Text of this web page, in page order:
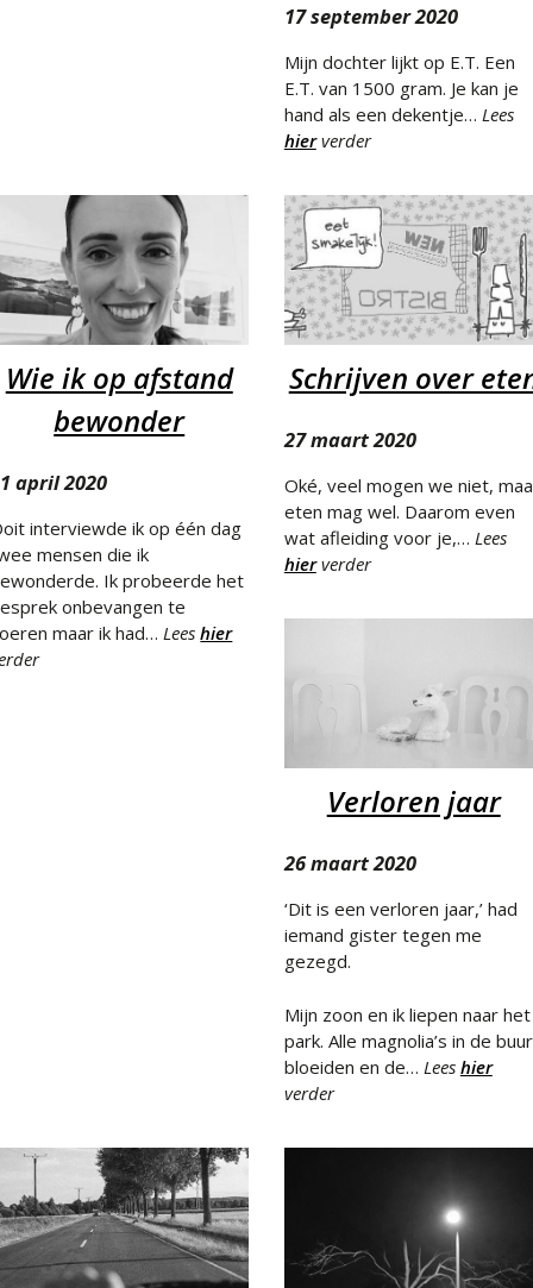
17 september 2020
Mijn dochter lijkt op E.T. Een
E.T. van 1500 gram. Je kan je
hand als een dekentje… Lees
hierverder
Wie ik op afstand
bewonder
april 2020
interviewde ik op één dag
mensen die ik
Ik probeerde het
onbevangen te
maar ik had…Leeshier
Schrijven over
27 maart 2020
Oké, veel mogen we niet,
eten mag wel. Daarom even
wat afleiding voor je,… Lees
hierverder
Verloren jaar
26 maart 2020
‘Dit is een verloren jaar,’ had
iemand gister tegen me
gezegd.
Mijn zoon en ik liepen naar het
park. Alle magnolia’s in de
bloeiden en de… Lees hier
verder